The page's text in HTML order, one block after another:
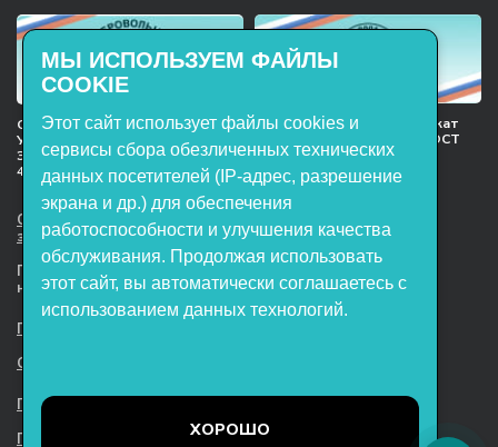
Сертификат соответствия
Учебное оборудование, марки
ЭнергияЛаб ТУ 32.99.53–001–
47627947–2021 Серийный выпуск
Международный сертификат
менеджмента качества ГОСТ
ISO 9001:2015
ООО НТП «ЭнергияЛаб». Все права
защищены.
Представленная на сайте информация
не является публичной офертой
Пользовательское соглашение
Согласие на обработку персональных данных
Политика обработки файлов cookie
Политика конфиденциальности
МЫ ИСПОЛЬЗУЕМ ФАЙЛЫ
COOKIE
Этот сайт использует файлы cookies и
сервисы сбора обезличенных технических
данных посетителей (IP-адрес, разрешение
экрана и др.) для обеспечения
работоспособности и улучшения качества
обслуживания. Продолжая использовать
этот сайт, вы автоматически соглашаетесь с
использованием данных технологий.
ХОРОШО